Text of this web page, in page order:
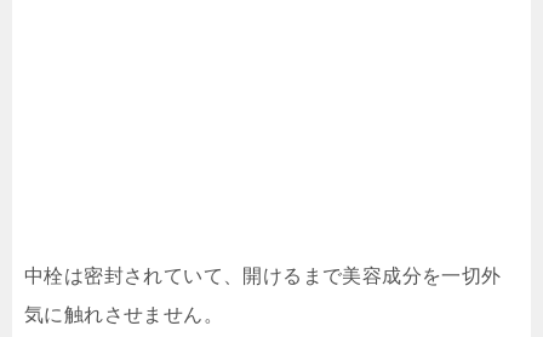
中栓は密封されていて、開けるまで美容成分を一切外
気に触れさせません。